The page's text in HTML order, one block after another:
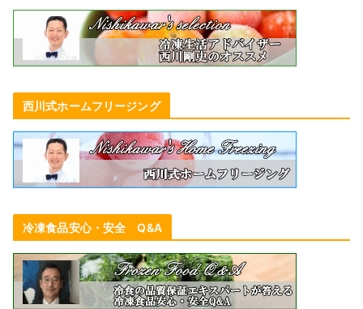
西川式ホームフリージング
冷凍食品安心・安全 Q&A